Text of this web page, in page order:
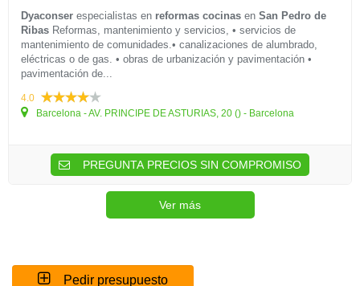
Dyaconser especialistas en reformas cocinas en San Pedro de
Ribas Reformas, mantenimiento y servicios, • servicios de
mantenimiento de comunidades.• canalizaciones de alumbrado,
eléctricas o de gas. • obras de urbanización y pavimentación •
pavimentación de...
4.0
Barcelona - AV. PRINCIPE DE ASTURIAS, 20 () - Barcelona
PREGUNTA PRECIOS SIN COMPROMISO
Ver más
Pedir presupuesto